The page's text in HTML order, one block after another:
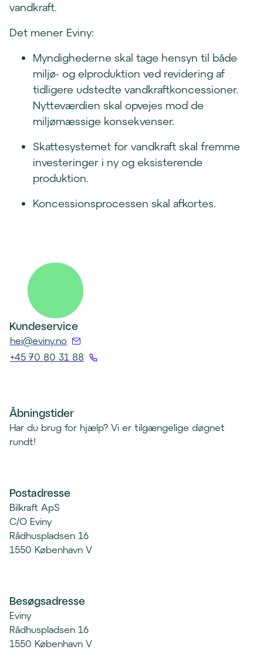
vandkraft.
Det mener Eviny:
Myndighederne skal tage hensyn til både
miljø- og elproduktion ved revidering af
tidligere udstedte vandkraftkoncessioner.
Nytteværdien skal opvejes mod de
miljømæssige konsekvenser.
Skattesystemet for vandkraft skal fremme
investeringer i ny og eksisterende
produktion.
Koncessionsprocessen skal afkortes.
Kundeservice
hei@eviny.no(
Å
r
e
k
e
n
+45 70 80 31 88
n
e
r
e
f
o
n
k
e
n
t
)
Åbningstider
Har du brug for hjælp? Vi er tilgængelige døgnet
rundt!
Postadresse
Bilkraft ApS
C/O Eviny
Rådhuspladsen 16
1550 København V
Besøgsadresse
Eviny
Rådhuspladsen 16
1550 København V